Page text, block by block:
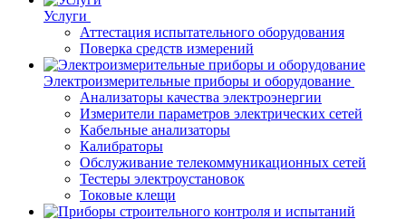
Услуги
Аттестация испытательного оборудования
Поверка средств измерений
Электроизмерительные приборы и оборудование
Анализаторы качества электроэнергии
Измерители параметров электрических сетей
Кабельные анализаторы
Калибраторы
Обслуживание телекоммуникационных сетей
Тестеры электроустановок
Токовые клещи